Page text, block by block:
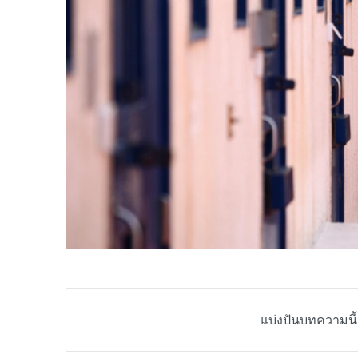
แบ่งปันบทความ